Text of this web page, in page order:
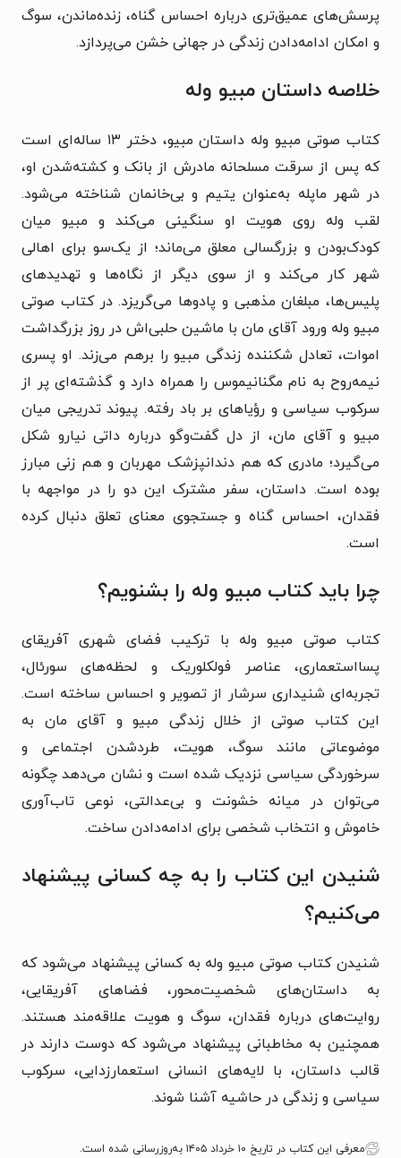
پرسش‌های عمیق‌تری درباره احساس گناه، زنده‌ماندن، سوگ
و امکان ادامه‌دادن زندگی در جهانی خشن می‌پردازد.
خلاصه داستان مبیو وله
کتاب صوتی مبیو وله داستان مبیو، دختر ۱۳ ساله‌ای است
که پس از سرقت مسلحانه مادرش از بانک و کشته‌شدن او،
در شهر ماپله به‌عنوان یتیم و بی‌خانمان شناخته می‌شود.
لقب وله روی هویت او سنگینی می‌کند و مبیو میان
کودک‌بودن و بزرگسالی معلق می‌ماند؛ از یک‌سو برای اهالی
شهر کار می‌کند و از سوی دیگر از نگاه‌ها و تهدیدهای
پلیس‌ها، مبلغان مذهبی و پادوها می‌گریزد. در کتاب صوتی
مبیو وله ورود آقای مان با ماشین حلبی‌اش در روز بزرگداشت
اموات، تعادل شکننده زندگی مبیو را برهم می‌زند. او پسری
نیمه‌روح به نام مگنانیموس را همراه دارد و گذشته‌ای پر از
سرکوب سیاسی و رؤیاهای بر باد رفته. پیوند تدریجی میان
مبیو و آقای مان، از دل گفت‌وگو درباره داتی نیارو شکل
می‌گیرد؛ مادری که هم دندانپزشک مهربان و هم زنی مبارز
بوده است. داستان، سفر مشترک این دو را در مواجهه با
فقدان، احساس گناه و جستجوی معنای تعلق دنبال کرده
است.
چرا باید کتاب مبیو وله را بشنویم؟
کتاب صوتی مبیو وله با ترکیب فضای شهری آفریقای
پسااستعماری، عناصر فولکلوریک و لحظه‌های سورئال،
تجربه‌ای شنیداری سرشار از تصویر و احساس ساخته است.
این کتاب صوتی از خلال زندگی مبیو و آقای مان به
موضوعاتی مانند سوگ، هویت، طردشدن اجتماعی و
سرخوردگی سیاسی نزدیک شده است و نشان می‌دهد چگونه
می‌توان در میانه خشونت و بی‌عدالتی، نوعی تاب‌آوری
خاموش و انتخاب شخصی برای ادامه‌دادن ساخت.
شنیدن این کتاب را به چه کسانی پیشنهاد
می‌کنیم؟
شنیدن کتاب صوتی مبیو وله به کسانی پیشنهاد می‌شود که
به داستان‌های شخصیت‌محور، فضاهای آفریقایی،
روایت‌های درباره فقدان، سوگ و هویت علاقه‌مند هستند.
همچنین به مخاطبانی پیشنهاد می‌شود که دوست دارند در
قالب داستان، با لایه‌های انسانی استعمارزدایی، سرکوب
سیاسی و زندگی در حاشیه آشنا شوند.
معرفی این کتاب در تاریخ ۱۰ خرداد ۱۴۰۵ به‌روزرسانی شده است.